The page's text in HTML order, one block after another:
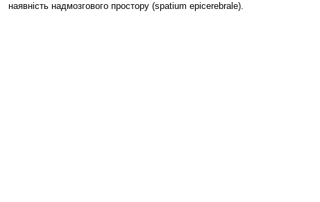
наявність надмозгового простору (spatium epicerebrale).